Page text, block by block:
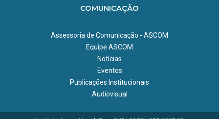
COMUNICAÇÃO
Assessoria de Comunicação - ASCOM
Equipe ASCOM
Notícias
Eventos
Publicações Institucionais
Audiovisual